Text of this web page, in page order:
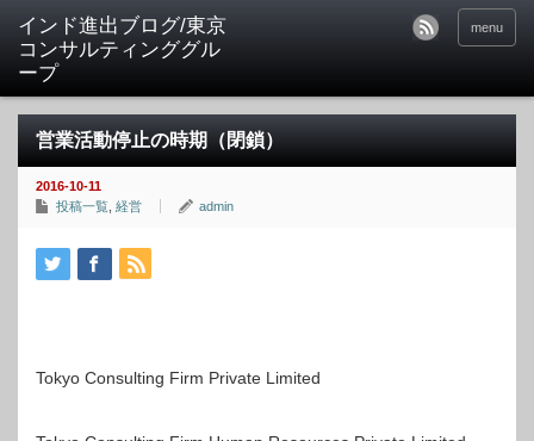
インド進出ブログ/東京
コンサルティンググル
ープ
menu
営業活動停止の時期（閉鎖）
2016-10-11
投稿一覧 経営 admin
Tokyo Consulting Firm Private Limited